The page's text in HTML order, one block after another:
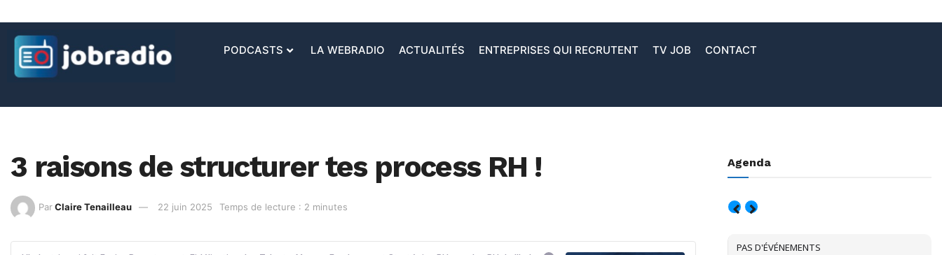
PODCASTS LA WEBRADIO ACTUALITÉS ENTREPRISES QUI RECRUTENT TV JOB CONTACT
3 raisons de structurer tes process RH !
Par Claire Tenailleau 22 juin 2025 Temps de lecture : 2 minutes
Agenda
PAS D'ÉVÉNEMENTS